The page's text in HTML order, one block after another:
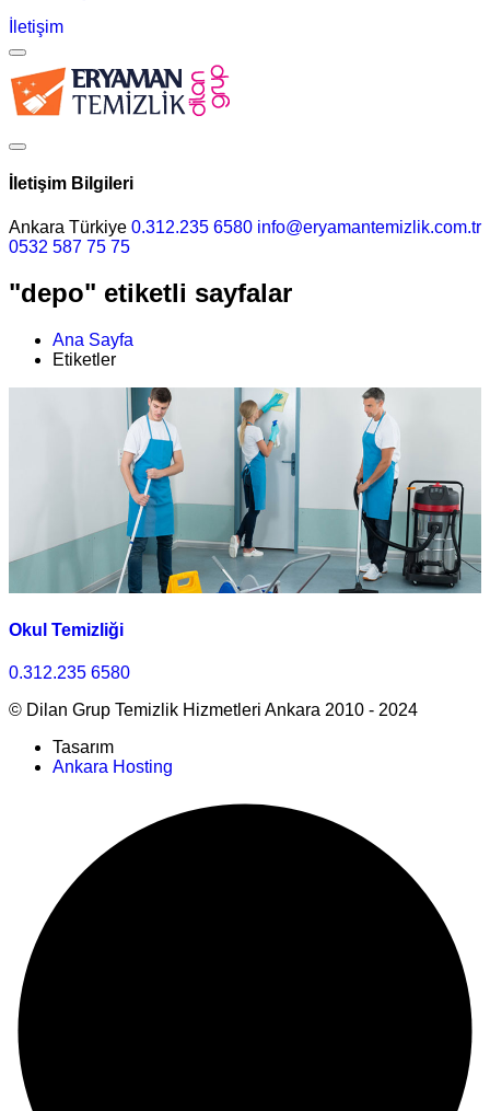
İletişim
İletişim Bilgileri
Ankara Türkiye 0.312.235 6580 info@eryamantemizlik.com.tr
0532 587 75 75
"depo" etiketli sayfalar
Ana Sayfa
Etiketler
Okul Temizliği
0.312.235 6580
© Dilan Grup Temizlik Hizmetleri Ankara 2010 - 2024
Tasarım
Ankara Hosting